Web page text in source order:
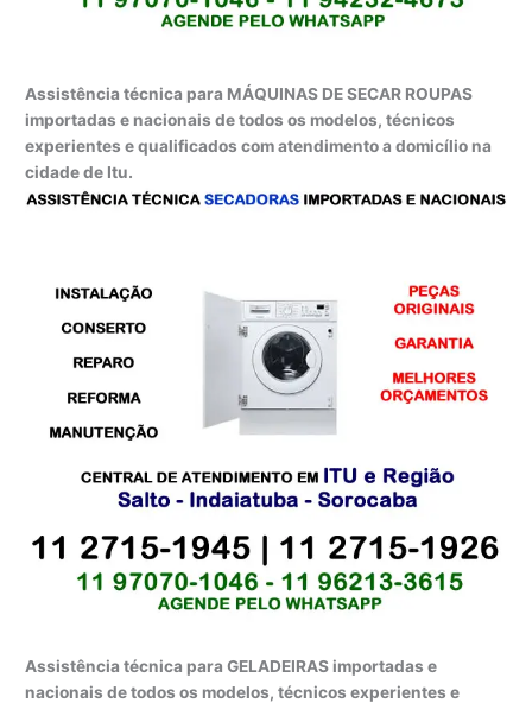
Assistência técnica para MÁQUINAS DE SECAR ROUPAS
importadas e nacionais de todos os modelos, técnicos
experientes e qualificados com atendimento a domicílio na
cidade de Itu.
Assistência técnica para GELADEIRAS importadas e
nacionais de todos os modelos, técnicos experientes e